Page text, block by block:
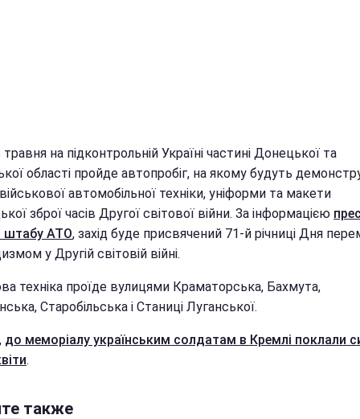
на підконтрольній Україні частині Донецької та
області пройде автопробіг, на якому будуть
автомобільної техніки, уніформи та макети
зброї часів Другої світової війни. За інформацією
штабу АТО, захід буде присвячений 71-й річниці Дня
у Другій світовій війні.
техніка проїде вулицями Краматорська, Бахмута,
Старобільська і Станиці Луганської.
до меморіалу українським солдатам в Кремлі поклали
.
также